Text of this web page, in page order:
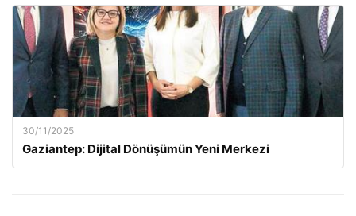
30/11/2025
Gaziantep: Dijital Dönüşümün Yeni Merkezi